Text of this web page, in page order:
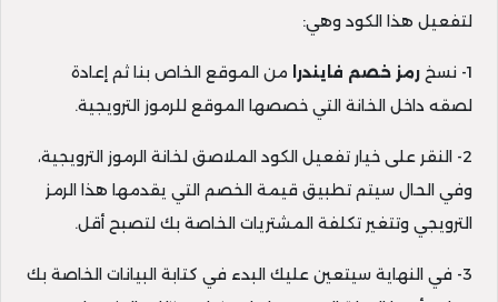
لتفعيل هذا الكود وهي:
1- نسخ رمز خصم فايندرا
من الموقع الخاص بنا ثم إعادة
لصقه داخل الخانة التي خصصها الموقع للرموز الترويجية.
2- النقر على خيار تفعيل الكود الملاصق لخانة الرموز الترويجية،
وفي الحال سيتم تطبيق قيمة الخصم التي يقدمها هذا الرمز
الترويجي وتتغير تكلفة المشتريات الخاصة بك لتصبح أقل.
3- في النهاية سيتعين عليك البدء في كتابة البيانات الخاصة بك